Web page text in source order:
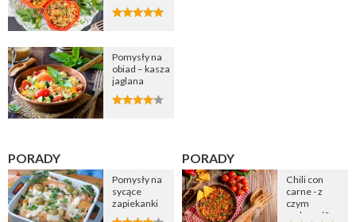
Pomysły na
obiad – kasza
jaglana
PORADY
Pomysły na
sycące
zapiekanki
PORADY
Chili con
carne - z
czym
podawać?